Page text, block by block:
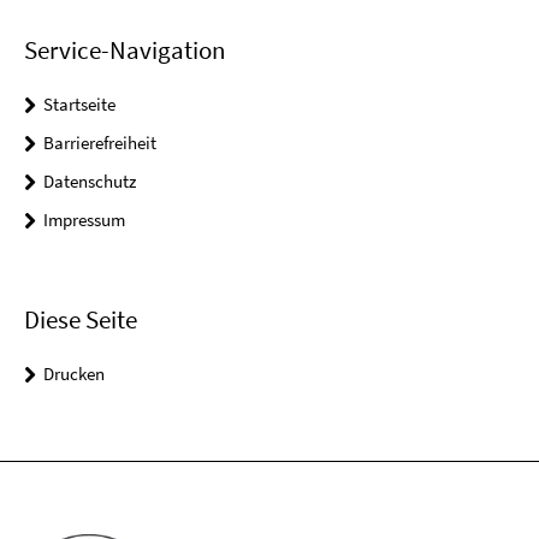
Service-Navigation
Startseite
Barrierefreiheit
Datenschutz
Impressum
Diese Seite
Drucken